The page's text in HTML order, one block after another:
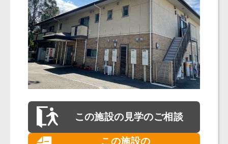
この施設の見学のご相談
この施設の